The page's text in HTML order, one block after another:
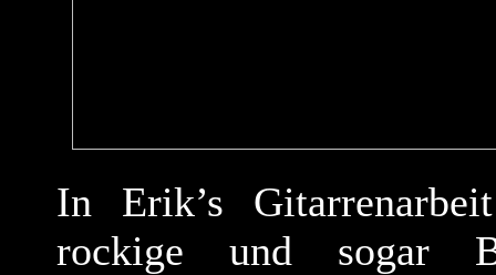
In Erik’s
rockige und sogar